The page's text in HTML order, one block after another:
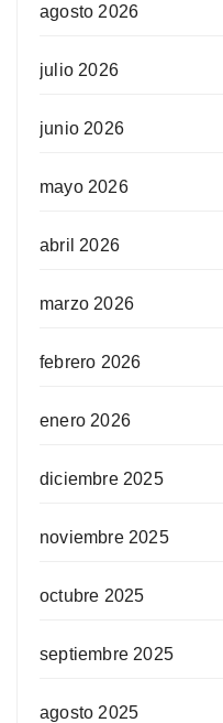
agosto 2026
julio 2026
junio 2026
mayo 2026
abril 2026
marzo 2026
febrero 2026
enero 2026
diciembre 2025
noviembre 2025
octubre 2025
septiembre 2025
agosto 2025